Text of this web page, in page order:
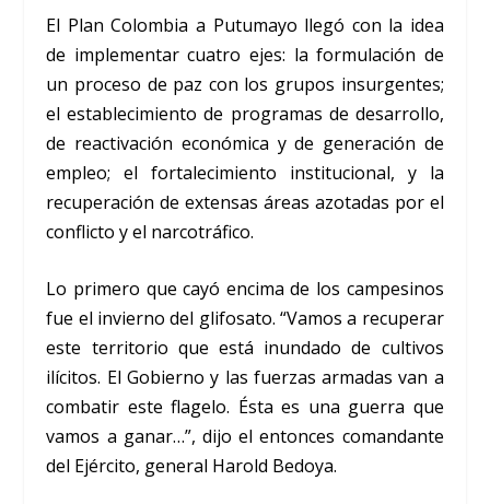
El Plan Colombia a Putumayo llegó con la idea
de implementar cuatro ejes: la formulación de
un proceso de paz con los grupos insurgentes;
el establecimiento de programas de desarrollo,
de reactivación económica y de generación de
empleo; el fortalecimiento institucional, y la
recuperación de extensas áreas azotadas por el
conflicto y el narcotráfico.
Lo primero que cayó encima de los campesinos
fue el invierno del glifosato. “Vamos a recuperar
este territorio que está inundado de cultivos
ilícitos. El Gobierno y las fuerzas armadas van a
combatir este flagelo. Ésta es una guerra que
vamos a ganar…”, dijo el entonces comandante
del Ejército, general Harold Bedoya.